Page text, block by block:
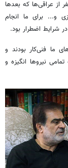
نمی‌توانست به ما یاد بدهد. همچنین حدود ۲۰۰ نفر از عراقی‌ها که بعدها
و... برای ما انجام
شرایط اضطرار بود.
ما فنی‌کار بودند و
نیروها انگیزه و